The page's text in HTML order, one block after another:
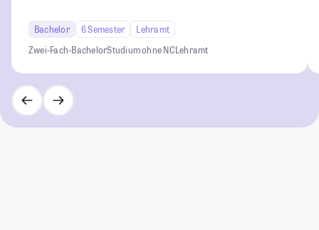
Bachelor 6 Semester
Lehramt
Zwei-Fach-BachelorStudium ohne NCLehramt